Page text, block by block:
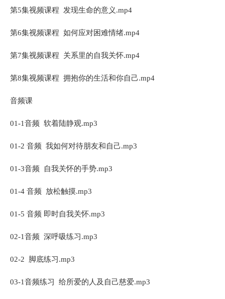
第5集视频课程 发现生命的意义.mp4
第6集视频课程 如何应对困难情绪.mp4
第7集视频课程 关系里的自我关怀.mp4
第8集视频课程 拥抱你的生活和你自己.mp4
音频课
01-1音频 软着陆静观.mp3
01-2 音频 我如何对待朋友和自己.mp3
01-3音频 自我关怀的手势.mp3
01-4 音频 放松触摸.mp3
01-5 音频 即时自我关怀.mp3
02-1音频 深呼吸练习.mp3
02-2 脚底练习.mp3
03-1音频练习 给所爱的人及自己慈爱.mp3